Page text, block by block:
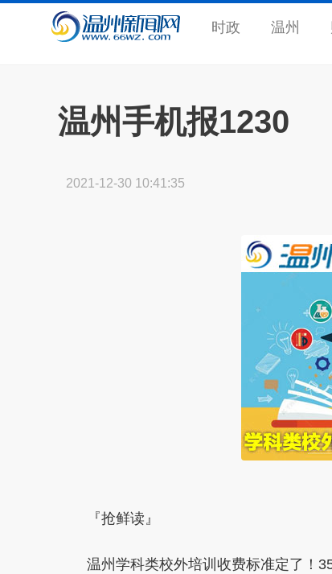
时政 温州
温州手机报1230
2021-12-30 10:41:35
『抢鲜读』
温州学科类校外培训收费标准定了！35